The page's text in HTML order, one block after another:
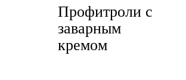
Профитроли с
заварным
кремом